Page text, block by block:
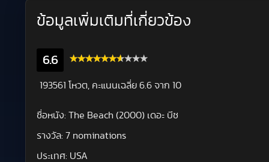
ข้อมูลเพิ่มเติมที่เกี่ยวข้อง
6.6
193561 โหวต, คะแนนเฉลี่ย 6.6 จาก 10
ชื่อหนัง: The Beach (2000) เดอะ บีช
รางวัล: 7 nominations
ประเทศ: USA